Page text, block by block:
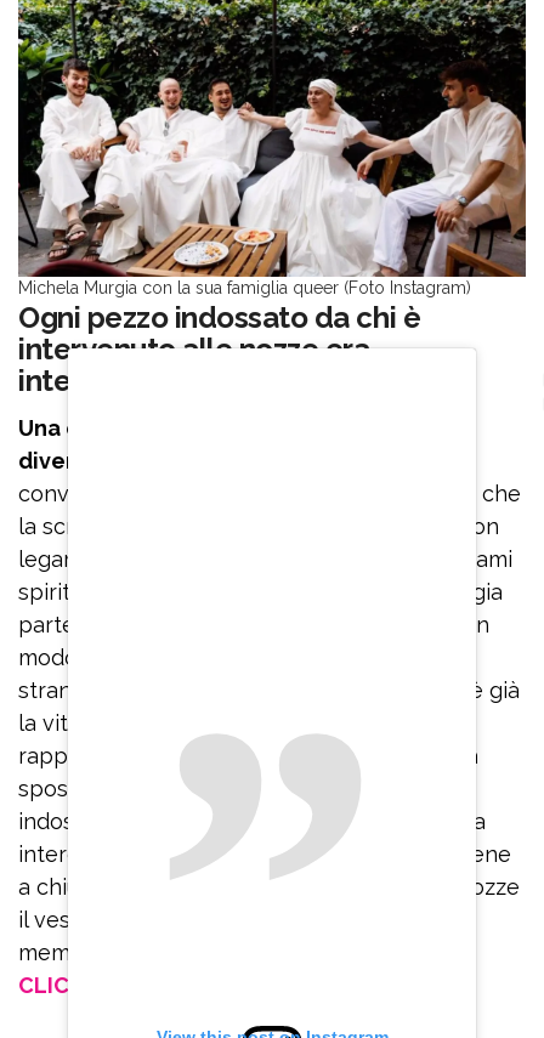
Michela Murgia con la sua famiglia queer (Foto Instagram)
Ogni pezzo indossato da chi è
intervenuto alle nozze era
intercambiabile
Una cerimonia per ufficializzare una idea
diversa di famiglia.
convivono i figli dell’anima: ragazzi e ragazze che
la scrittrice ha sostenuto e quasi allevato. Non
legami di sangue o unioni tradizionali ma legami
spirituali. L’idea rivoluzionaria di Michela Murgia
parte da “un altro modo per stare insieme, un
modo che il governo vorrebbe ridurre a
stranezza sociale da perseguitare e invece è già
la vita normale di tante persone”. L’abito
rappresenta questa visione: non c’è una sola
sposa, non c’è un solo sposo. Ogni pezzo
indossato da chi è intervenuto alle nozze era
intercambiabile, in uno stile fluido che sta bene
a chiunque, come a ribadire che in queste nozze
il vestito nuziale possono indossarlo tutti i
membri della famiglia queer.
CLICCA E SEGUICI SU FACEBOOK